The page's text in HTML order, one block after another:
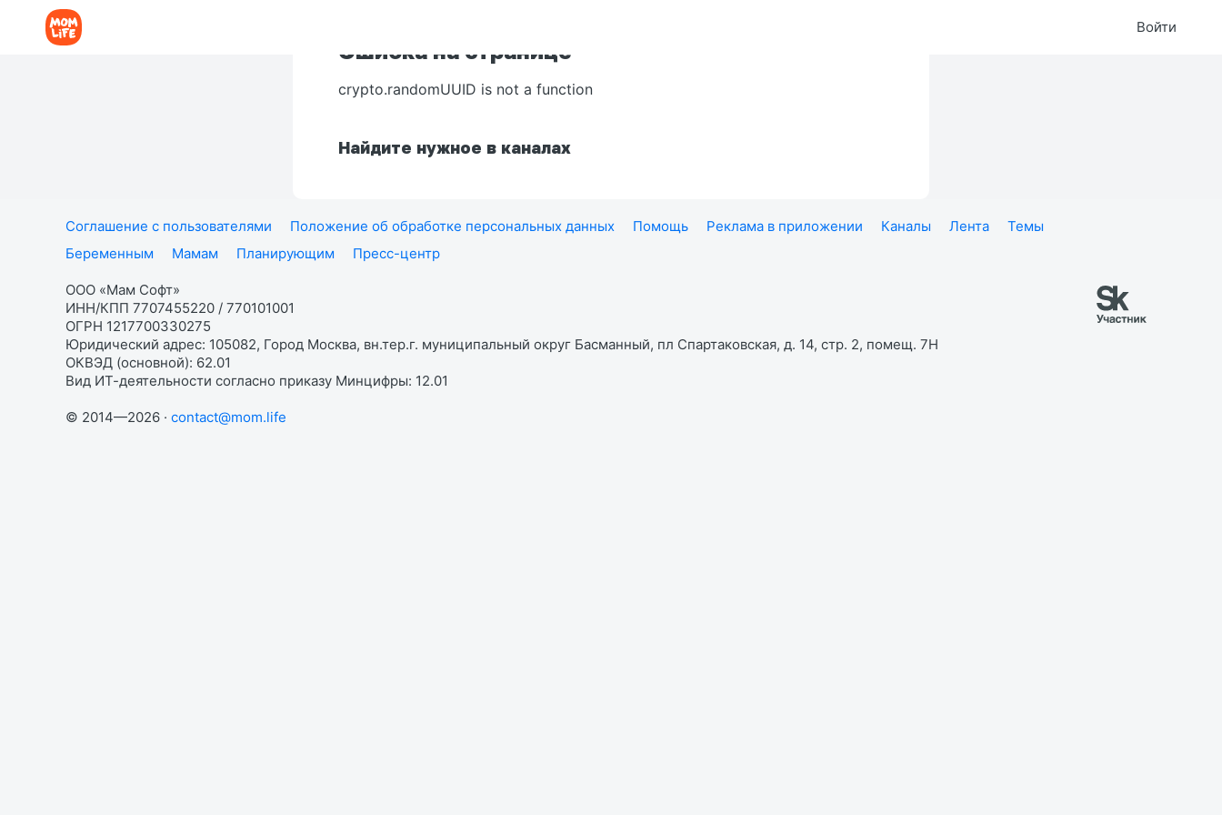
Войти
Ошибка на странице
crypto.randomUUID is not a function
Найдите нужное в каналах
Соглашение с пользователями Положение об обработке персональных данных Помощь Реклама в приложении Каналы Лента
Темы
Беременным
Мамам Планирующим Пресс-центр
ООО «Мам Софт»
ИНН/КПП 7707455220 / 770101001
ОГРН 1217700330275
Юридический адрес: 105082, Город Москва, вн.тер.г. муниципальный округ Басманный, пл Спартаковская, д. 14, стр. 2, помещ. 7Н
ОКВЭД (основной): 62.01
Вид ИТ-деятельности согласно приказу Минцифры: 12.01
© 2014—2026 · contact@mom.life